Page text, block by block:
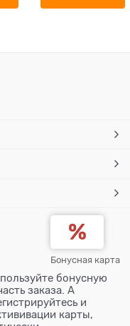
Бонусная карта
бонусную
заказа. А
и
карты,